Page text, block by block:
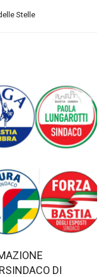
Stelle
DI